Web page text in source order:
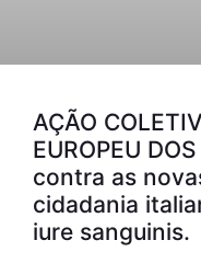
AÇÃO
EUROPEU
contra as
cidadania
iure sanguinis.